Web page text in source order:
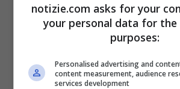
Hateboer.
39′ – Cambio nella
Primo cambio in casa Lazio:
notizie.com asks for your
your personal data for
purposes:
Personalised advertising and
content measurement, audience
services development